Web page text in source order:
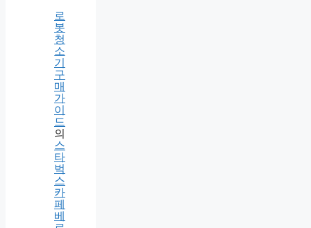
우
글
로
벌
라
이
프
로
봇
청
소
기
구
매
가
이
드